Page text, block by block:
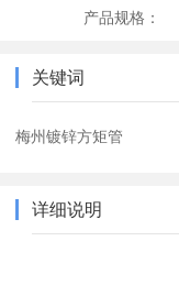
产品规格：
关键词
梅州镀锌方矩管
详细说明